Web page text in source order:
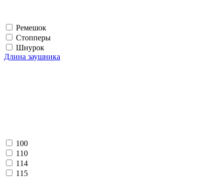
Ремешок
Стопперы
Шнурок
Длина заушника
100
110
114
115